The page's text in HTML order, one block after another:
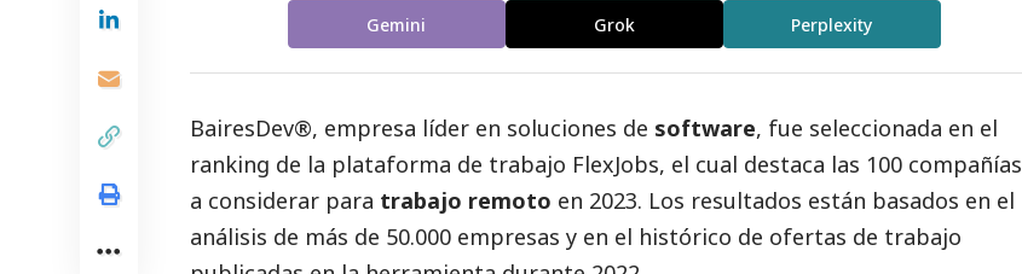
Gemini Grok Perplexity
BairesDev®, empresa líder en soluciones de software, fue seleccionada en el
ranking de la plataforma de trabajo FlexJobs, el cual destaca las 100 compañías
a considerar para trabajo remoto en 2023. Los resultados están basados en el
análisis de más de 50.000 empresas y en el histórico de ofertas de trabajo